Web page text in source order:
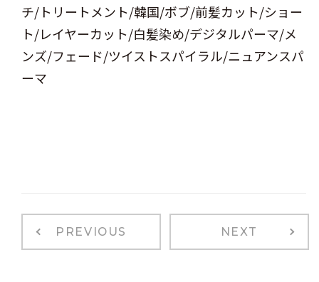
チ/トリートメント/韓国/ボブ/前髪カット/ショー
ト/レイヤーカット/白髪染め/デジタルパーマ/メ
ンズ/フェード/ツイストスパイラル/ニュアンスパ
ーマ
PREVIOUS NEXT